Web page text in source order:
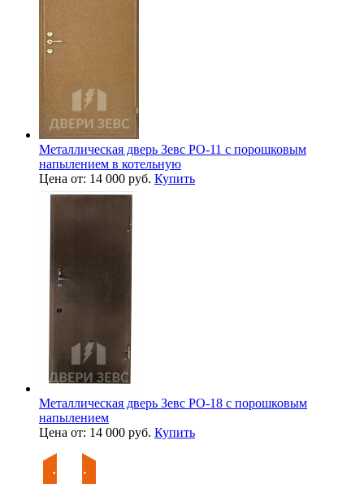
Металлическая дверь Зевс PO-11 с порошковым
напылением в котельную
Цена от: 14 000 руб. Купить
Металлическая дверь Зевс PO-18 с порошковым
напылением
Цена от: 14 000 руб. Купить